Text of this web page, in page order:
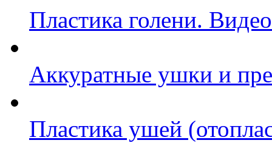
Пластика голени.
Аккуратные ушки и
Пластика ушей